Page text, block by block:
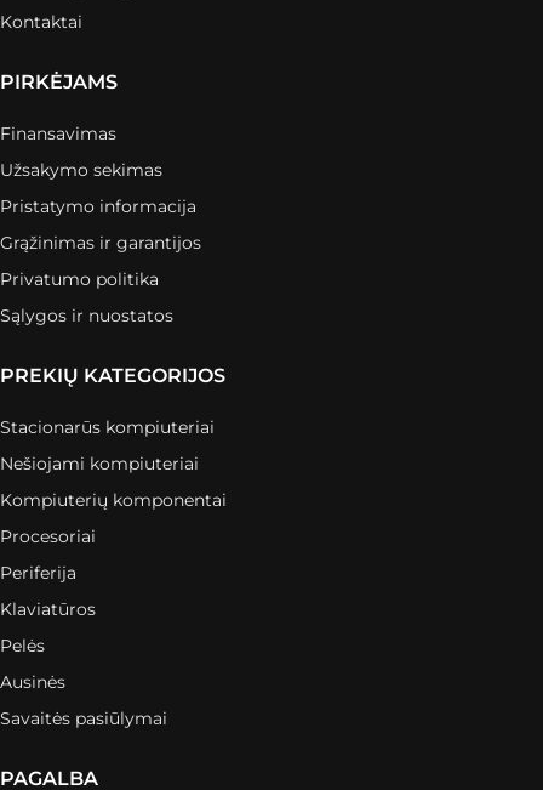
Kontaktai
PIRKĖJAMS
Finansavimas
Užsakymo sekimas
Pristatymo informacija
Grąžinimas ir garantijos
Privatumo politika
Sąlygos ir nuostatos
PREKIŲ KATEGORIJOS
Stacionarūs kompiuteriai
Nešiojami kompiuteriai
Kompiuterių komponentai
Procesoriai
Periferija
Klaviatūros
Pelės
Ausinės
Savaitės pasiūlymai
PAGALBA